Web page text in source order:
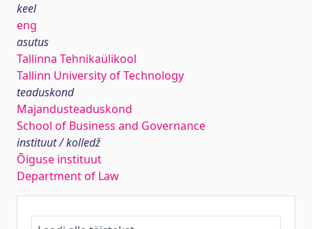
keel
eng
asutus
Tallinna Tehnikaülikool
Tallinn University of Technology
teaduskond
Majandusteaduskond
School of Business and Governance
instituut / kolledž
Õiguse instituut
Department of Law